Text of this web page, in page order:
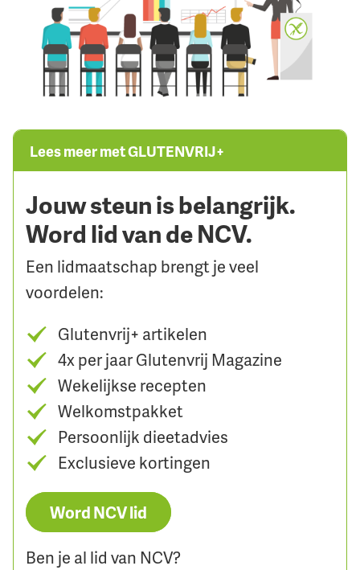
Lees meer met GLUTENVRIJ+
Jouw steun is belangrijk.
Word lid van de NCV.
Een lidmaatschap brengt je veel
voordelen:
Glutenvrij+ artikelen
4x per jaar Glutenvrij Magazine
Wekelijkse recepten
Welkomstpakket
Persoonlijk dieetadvies
Exclusieve kortingen
Word NCV lid
Ben je al lid van NCV?